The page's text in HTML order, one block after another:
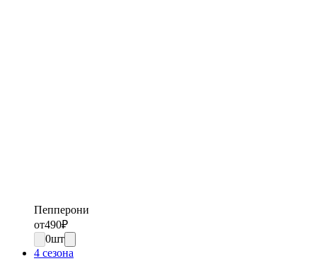
Пепперони
от490₽
0шт
4 сезона